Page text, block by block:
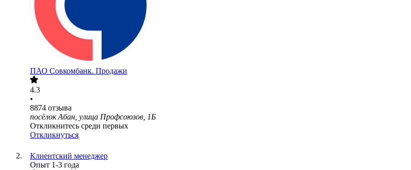
ПАО Совкомбанк. Продажи
4.3
•
8874 отзыва
посёлок Абан, улица Профсоюзов, 1Б
Откликнитесь среди первых
Откликнуться
Клиентский менеджер
Опыт 1-3 года